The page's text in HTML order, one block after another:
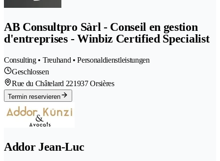
AB Consultpro Sàrl - Conseil en gestion
d'entreprises - Winbiz Certified Specialist
Consulting • Treuhand • Personaldienstleistungen
Geschlossen
Rue du Châtelard 221937 Orsières
Termin reservieren
Addor Jean-Luc